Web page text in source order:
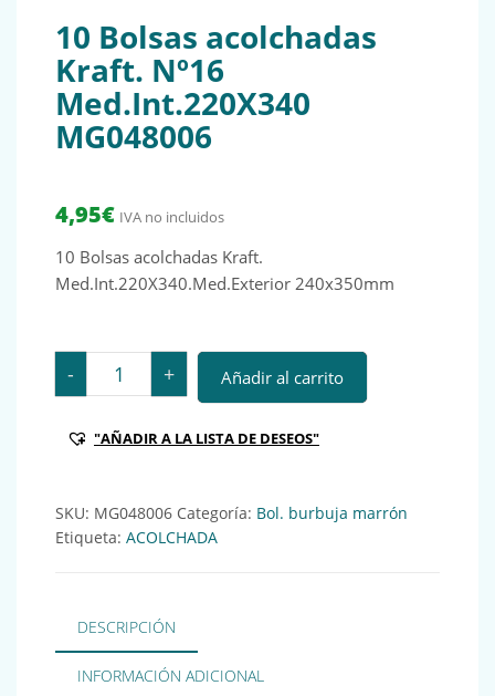
10 Bolsas acolchadas
Kraft. Nº16
Med.Int.220X340
MG048006
4,95€ IVA no incluidos
10 Bolsas acolchadas Kraft.
Med.Int.220X340.Med.Exterior 240x350mm
- 10 Bolsas acolchadas Kraft. Nº16 Med.Int.220X340
+ Añadir al carrito
"AÑADIR A LA LISTA DE DESEOS"
SKU: MG048006 Categoría: Bol. burbuja marrón
Etiqueta: ACOLCHADA
DESCRIPCIÓN
INFORMACIÓN ADICIONAL